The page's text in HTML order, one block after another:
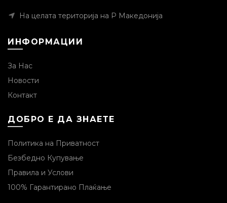
На целата територија на Р Македонија
ИНФОРМАЦИИ
За Нас
Новости
Контакт
ДОБРО Е ДА ЗНАЕТЕ
Политика на Приватност
Безбедно Купување
Правила и Услови
100% Гарантирано Плаќање